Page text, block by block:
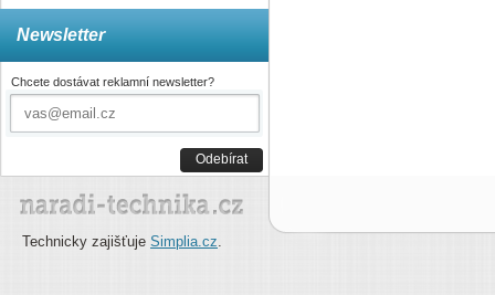
Newsletter
Chcete dostávat reklamní newsletter?
Odebírat
Technicky zajišťuje Simplia.cz.